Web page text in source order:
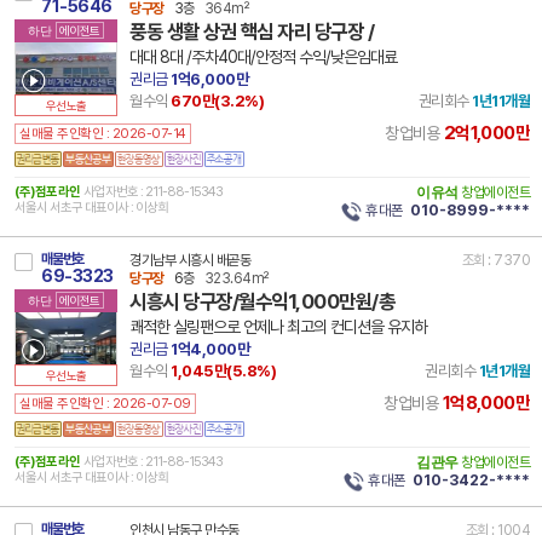
71-5646
하단 에이전트
우선노출
당구장
3층 364m²
풍동 생활 상권 핵심 자리 당구장 /
대대 8대 /주차40대/안정적 수익/낮은임대료
권리금1억6,000만
월수익 670만(3.2%) 권리회수 1년11개월
실매물 주인확인 : 2026-07-14 창업비용 2억1,000만
(주)점포라인 사업자번호 : 211-88-15343
서울시 서초구 대표이사 : 이상희
이유석 창업에이전트
휴대폰 010-8999-****
매물번호
69-3323
하단 에이전트
우선노출
경기남부 시흥시 배곧동
조회 : 7370
당구장
6층 323.64m²
시흥시 당구장/월수익1,000만원/총
쾌적한 실링팬으로 언제나 최고의 컨디션을 유지하
권리금1억4,000만
월수익 1,045만(5.8%) 권리회수 1년1개월
실매물 주인확인 : 2026-07-09 창업비용1억8,000만
(주)점포라인 사업자번호 : 211-88-15343
서울시 서초구 대표이사 : 이상희
김관우 창업에이전트
휴대폰 010-3422-****
매물번호 인천시 남동구 만수동 조회 : 1004